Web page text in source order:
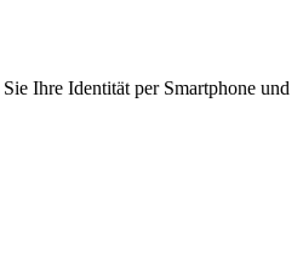
Ihre Identität per Smartphone und